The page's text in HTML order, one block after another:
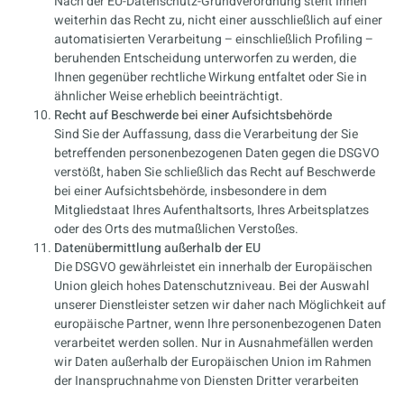
weiterhin das Recht zu, nicht einer ausschließlich auf einer
automatisierten Verarbeitung – einschließlich Profiling –
beruhenden Entscheidung unterworfen zu werden, die
Ihnen gegenüber rechtliche Wirkung entfaltet oder Sie in
ähnlicher Weise erheblich beeinträchtigt.
Recht auf Beschwerde bei einer Aufsichtsbehörde
Sind Sie der Auffassung, dass die Verarbeitung der Sie
betreffenden personenbezogenen Daten gegen die DSGVO
verstößt, haben Sie schließlich das Recht auf Beschwerde
bei einer Aufsichtsbehörde, insbesondere in dem
Mitgliedstaat Ihres Aufenthaltsorts, Ihres Arbeitsplatzes
oder des Orts des mutmaßlichen Verstoßes.
Datenübermittlung außerhalb der EU
Die DSGVO gewährleistet ein innerhalb der Europäischen
Union gleich hohes Datenschutzniveau. Bei der Auswahl
unserer Dienstleister setzen wir daher nach Möglichkeit auf
europäische Partner, wenn Ihre personenbezogenen Daten
verarbeitet werden sollen. Nur in Ausnahmefällen werden
wir Daten außerhalb der Europäischen Union im Rahmen
der Inanspruchnahme von Diensten Dritter verarbeiten